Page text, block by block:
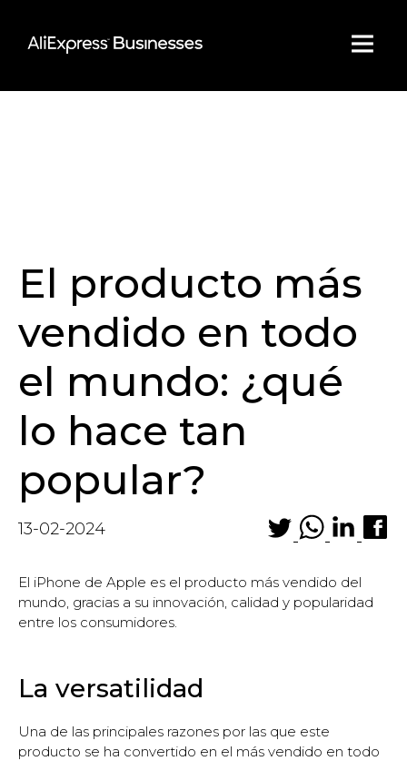
content
El producto más
vendido en todo
el mundo: ¿qué
lo hace tan
popular?
13-02-2024
El iPhone de Apple es el producto más vendido del
mundo, gracias a su innovación, calidad y popularidad
entre los consumidores.
La versatilidad
Una de las principales razones por las que este
producto se ha convertido en el más vendido en todo